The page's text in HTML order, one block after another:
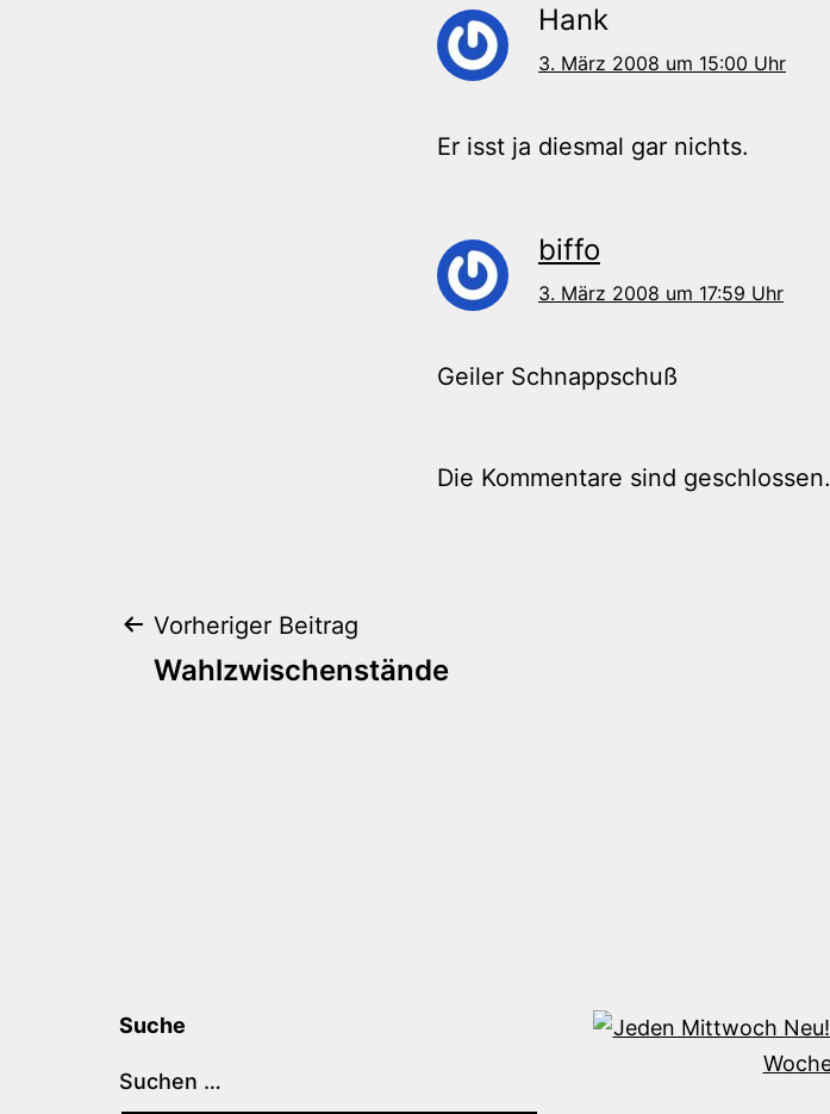
Hank
3. März 2008 um 15:00 Uhr
Er isst ja diesmal gar nichts.
biffo
3. März 2008 um 17:59 Uhr
Geiler Schnappschuß
Die Kommentare sind geschlossen.
Beitragsnavigation
Vorheriger Beitrag
Wahlzwischenstände
Suche
Suchen …